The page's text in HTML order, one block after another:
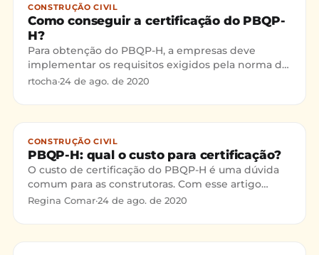
CONSTRUÇÃO CIVIL
Como conseguir a certificação do PBQP-
H?
Para obtenção do PBQP-H, a empresas deve
implementar os requisitos exigidos pela norma do
SiAC,. Primeiramente é aconselhável um
rtocha·24 de ago. de 2020
CONSTRUÇÃO CIVIL
PBQP-H: qual o custo para certificação?
O custo de certificação do PBQP-H é uma dúvida
comum para as construtoras. Com esse artigo
vamos listar os fatores que definem esse custo.
Regina Comar·24 de ago. de 2020